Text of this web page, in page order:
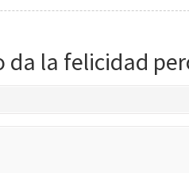
da la felicidad